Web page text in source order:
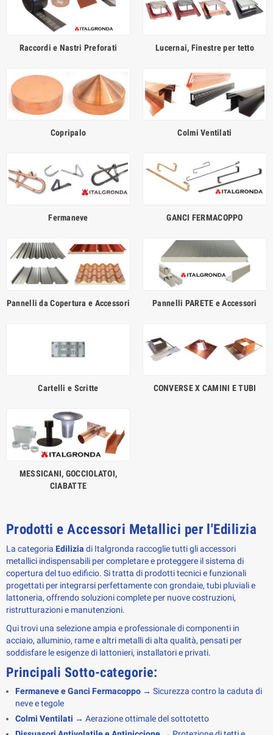
Raccordi e Nastri Preforati Lucernai, Finestre per tetto
Copripalo Colmi Ventilati
Fermaneve GANCI FERMACOPPO
Pannelli da Copertura e Accessori Pannelli PARETE e Accessori
Cartelli e Scritte CONVERSE X CAMINI E TUBI
MESSICANI, GOCCIOLATOI,
CIABATTE
Prodotti e Accessori Metallici per l'Edilizia
La categoria Edilizia di Italgronda raccoglie tutti gli accessori
metallici indispensabili per completare e proteggere il sistema di
copertura del tuo edificio. Si tratta di prodotti tecnici e funzionali
progettati per integrarsi perfettamente con grondaie, tubi pluviali e
lattoneria, offrendo soluzioni complete per nuove costruzioni,
ristrutturazioni e manutenzioni.
Qui trovi una selezione ampia e professionale di componenti in
acciaio, alluminio, rame e altri metalli di alta qualità, pensati per
soddisfare le esigenze di lattonieri, installatori e privati.
Principali Sotto-categorie:
Fermaneve e Ganci Fermacoppo → Sicurezza contro la caduta di
neve e tegole
Colmi Ventilati → Aerazione ottimale del sottotetto